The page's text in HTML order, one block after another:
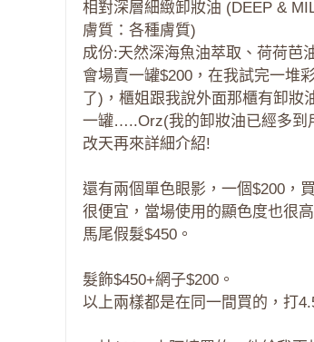
相對深層細緻卸妝油 (DEEP &
膚質：各種膚質)
成份:天然深海魚油萃取、荷荷芭
會場賣一罐$200，在我試完一堆
了)，櫃姐跟我說外面那櫃有卸
一罐…..Orz(我的卸妝油已經多到
改天再來詳細介紹!
還有兩個單色眼影，一個$200，
很便宜，當場使用的顯色度也很
馬尾假髮$450。
髮飾$450+網子$200。
以上兩樣都是在同一間買的，打